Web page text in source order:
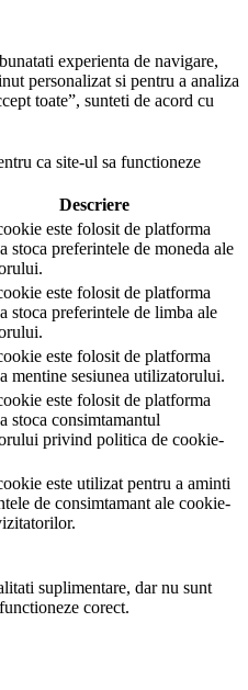
experienta de navigare,
personalizat si pentru a analiza
toate”, sunteti de acord cu
ca site-ul sa functioneze
Descriere
este folosit de platforma
stoca preferintele de moneda ale
este folosit de platforma
stoca preferintele de limba ale
este folosit de platforma
mentine sesiunea utilizatorului.
este folosit de platforma
stoca consimtamantul
privind politica de cookie-
este utilizat pentru a aminti
de consimtamant ale cookie-
suplimentare, dar nu sunt
corect.